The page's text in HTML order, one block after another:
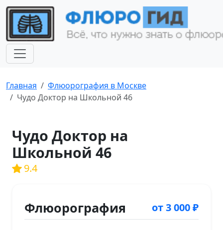
Главная
Флюорография в Москве
Чудо Доктор на Школьной 46
Чудо Доктор на
Школьной 46
9.4
Флюорография от 3 000 ₽